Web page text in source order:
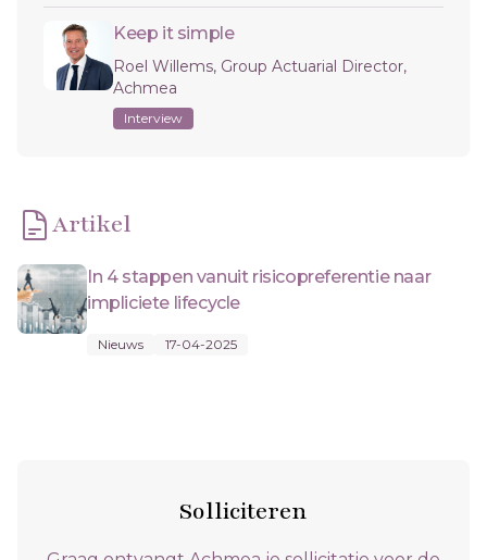
Keep it simple
Roel Willems, Group Actuarial Director,
Achmea
Interview
Artikel
In 4 stappen vanuit risicopreferentie naar
impliciete lifecycle
Nieuws 17-04-2025
Solliciteren